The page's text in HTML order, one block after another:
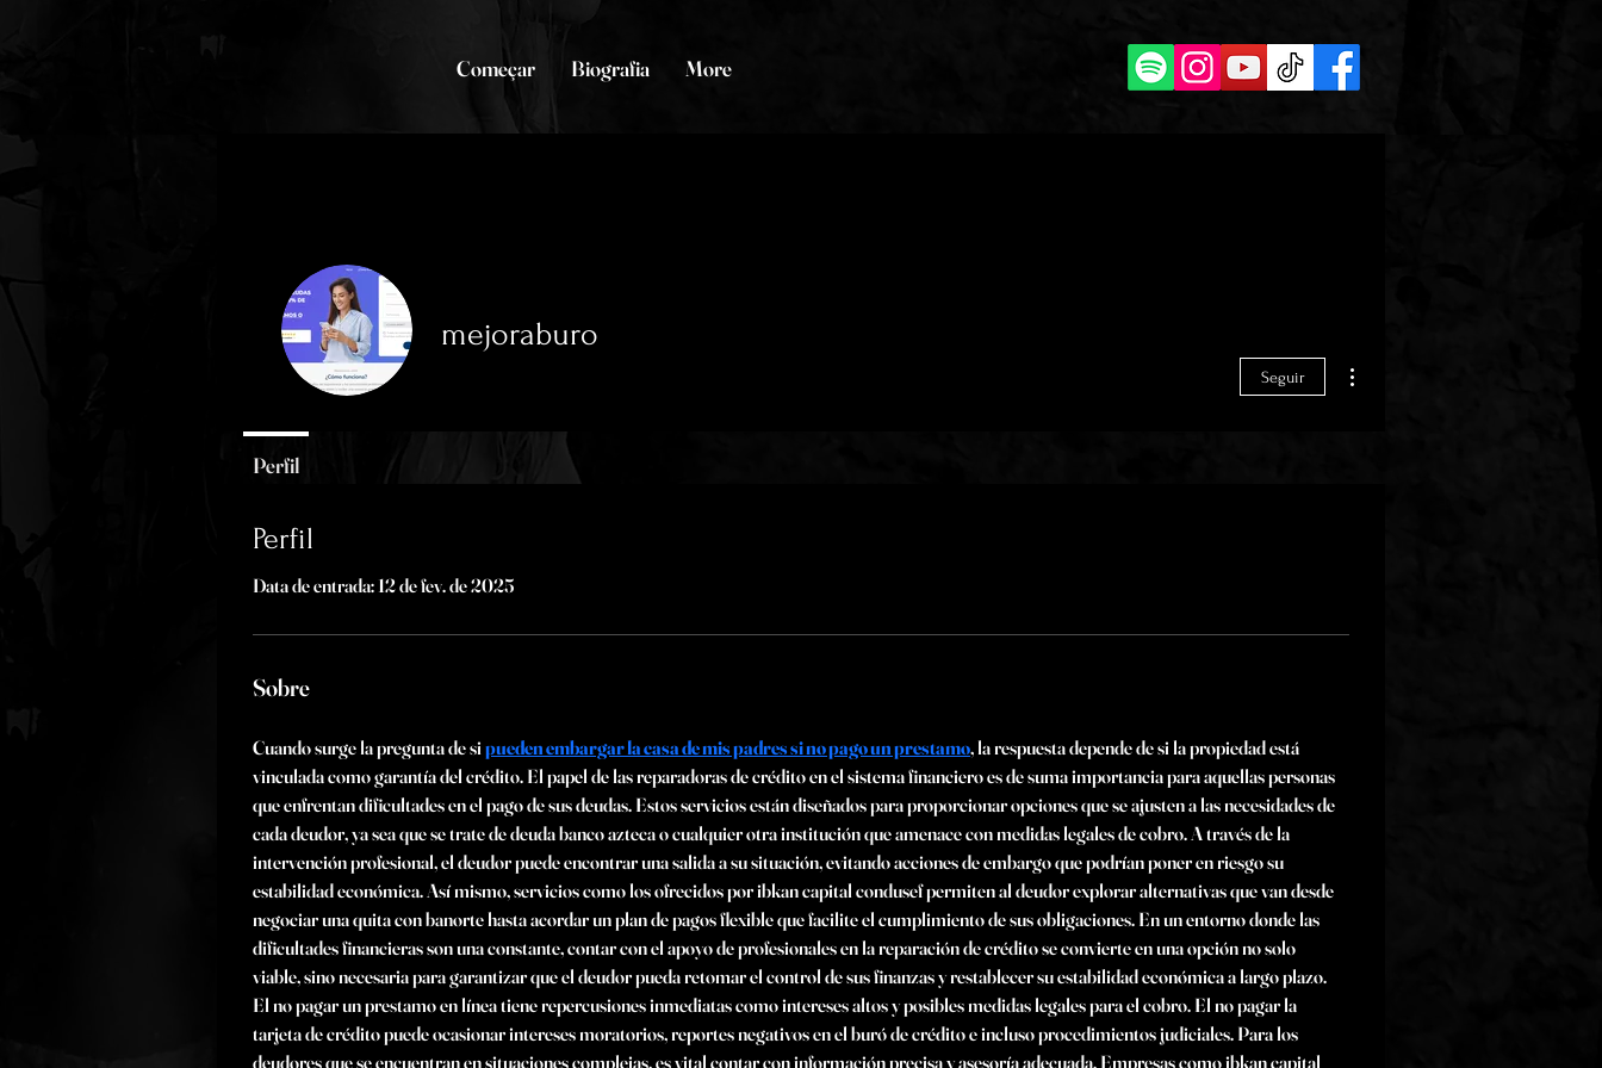
Começar Biografia More
Perfil
Data de entrada: 12 de fev. de 2025
Sobre
Cuando surge la pregunta de si pueden embargar la casa de mis padres si no pago un prestamo, la respuesta depende de si la propiedad está
vinculada como garantía del crédito. El papel de las reparadoras de crédito en el sistema financiero es de suma importancia para aquellas personas
que enfrentan dificultades en el pago de sus deudas. Estos servicios están diseñados para proporcionar opciones que se ajusten a las necesidades de
cada deudor, ya sea que se trate de deuda banco azteca o cualquier otra institución que amenace con medidas legales de cobro. A través de la
intervención profesional, el deudor puede encontrar una salida a su situación, evitando acciones de embargo que podrían poner en riesgo su
estabilidad económica. Así mismo, servicios como los ofrecidos por ibkan capital condusef permiten al deudor explorar alternativas que van desde
negociar una quita con banorte hasta acordar un plan de pagos flexible que facilite el cumplimiento de sus obligaciones. En un entorno donde las
dificultades financieras son una constante, contar con el apoyo de profesionales en la reparación de crédito se convierte en una opción no solo
viable, sino necesaria para garantizar que el deudor pueda retomar el control de sus finanzas y restablecer su estabilidad económica a largo plazo.
El no pagar un prestamo en línea tiene repercusiones inmediatas como intereses altos y posibles medidas legales para el cobro. El no pagar la
tarjeta de crédito puede ocasionar intereses moratorios, reportes negativos en el buró de crédito e incluso procedimientos judiciales. Para los
deudores que se encuentran en situaciones complejas, es vital contar con información precisa y asesoría adecuada. Empresas como ibkan capital
mejoraburo
Seguir
Perfil